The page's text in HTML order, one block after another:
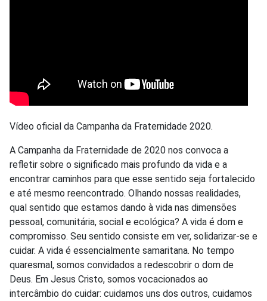
Vídeo oficial da Campanha da Fraternidade 2020.
A Campanha da Fraternidade de 2020 nos convoca a
refletir sobre o significado mais profundo da vida e a
encontrar caminhos para que esse sentido seja fortalecido
e até mesmo reencontrado. Olhando nossas realidades,
qual sentido que estamos dando à vida nas dimensões
pessoal, comunitária, social e ecológica? A vida é dom e
compromisso. Seu sentido consiste em ver, solidarizar-se e
cuidar. A vida é essencialmente samaritana. No tempo
quaresmal, somos convidados a redescobrir o dom de
Deus. Em Jesus Cristo, somos vocacionados ao
intercâmbio do cuidar: cuidamos uns dos outros, cuidamos